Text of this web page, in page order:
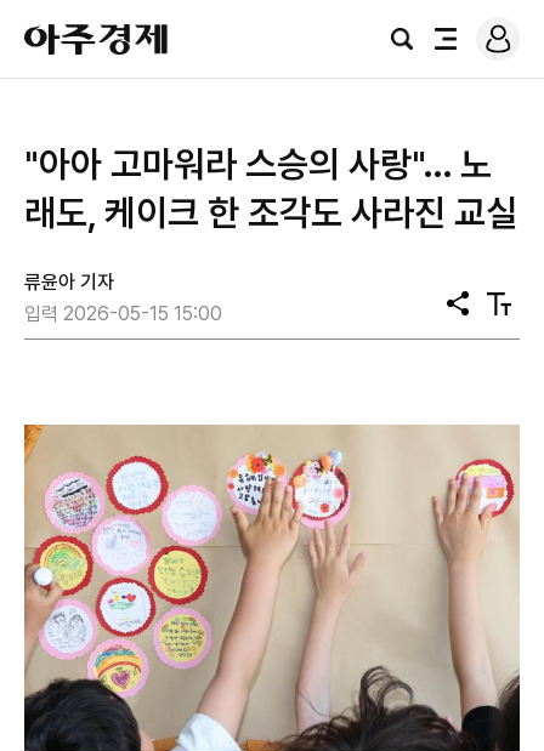
아
주
경
검
전
로
그
"아아 고마워라 스승의 사랑"… 노
래도, 케이크 한 조각도 사라진 교실
류윤아 기자
입력 2026-05-15 15:00
공
유
텍
스